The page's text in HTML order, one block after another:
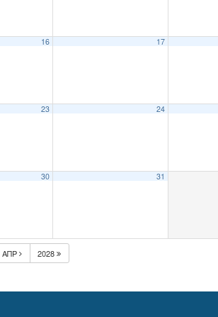
16 17
23 24
30 31
ΑΠΡ 2028